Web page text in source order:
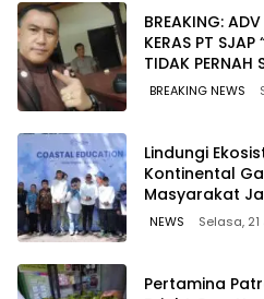
BREAKING:
KERAS PT
TIDAK PERNAH
WAWOONE!
BREAKING NEWS
Lindungi
Kontinental
Masyarakat
Bitung,
NEWS Selasa,
Pertamina